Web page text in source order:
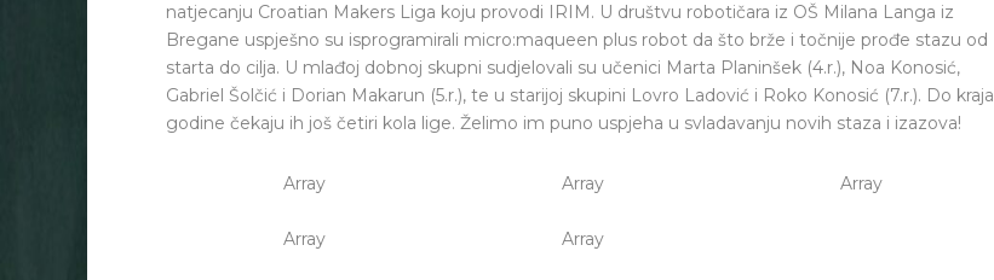
natjecanju Croatian Makers Liga koju provodi IRIM. U društvu robotičara iz OŠ Milana Langa iz
Bregane uspješno su isprogramirali micro:maqueen plus robot da što brže i točnije prođe stazu od
starta do cilja. U mlađoj dobnoj skupni sudjelovali su učenici Marta Planinšek (4.r.), Noa Konosić,
Gabriel Šolčić i Dorian Makarun (5.r.), te u starijoj skupini Lovro Ladović i Roko Konosić (7.r.). Do kraja
godine čekaju ih još četiri kola lige. Želimo im puno uspjeha u svladavanju novih staza i izazova!
Array Array Array
Array Array